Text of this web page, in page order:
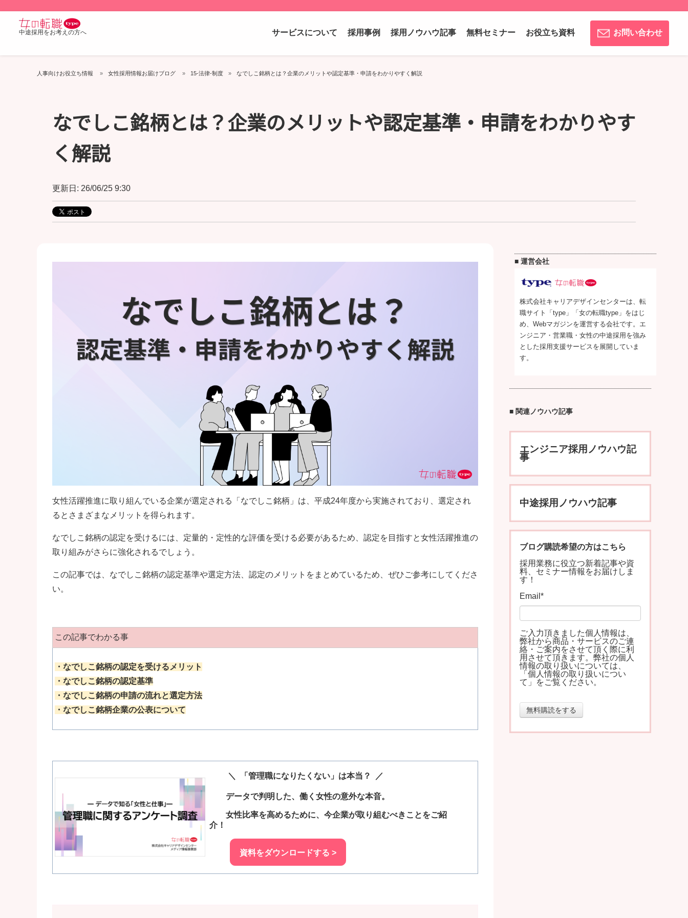
中途採用をお考えの方へ お問い合わせ
サービスについて 採用事例 採用ノウハウ記事 無料セミナー お役立ち資料
人事向けお役立ち情報 女性採用情報お届けブログ 15-法律-制度 なでしこ銘柄とは？企業のメリットや認定基準・申請をわかりやすく解説
なでしこ銘柄とは？企業のメリットや認定基準・申請をわかりやす
く解説
更新日: 26/06/25 9:30
女性活躍推進に取り組んでいる企業が選定される「なでしこ銘柄」は、平成24年度から実施されており、選定され
るとさまざまなメリットを得られます。
なでしこ銘柄の認定を受けるには、定量的・定性的な評価を受ける必要があるため、認定を目指すと女性活躍推進の
取り組みがさらに強化されるでしょう。
この記事では、なでしこ銘柄の認定基準や選定方法、認定のメリットをまとめているため、ぜひご参考にしてくださ
い。
この記事でわかる事
・なでしこ銘柄の認定を受けるメリット
・なでしこ銘柄の認定基準
・なでしこ銘柄の申請の流れと選定方法
・なでしこ銘柄企業の公表について
＼ 「管理職になりたくない」は本当？ ／
データで判明した、働く女性の意外な本音。
女性比率を高めるために、今企業が取り組むべきことをご紹
介！
資料をダウンロードする >
■ 運営会社
株式会社キャリアデザインセンターは、転
職サイト「type」「女の転職type」をはじ
め、Webマガジンを運営する会社です。エ
ンジニア・営業職・女性の中途採用を強み
とした採用支援サービスを展開していま
す。
■ 関連ノウハウ記事
エンジニア採用ノウハウ記
事
中途採用ノウハウ記事
ブログ購読希望の方はこちら
採用業務に役立つ新着記事や資
料、セミナー情報をお届けしま
す！
Email*
ご入力頂きました個人情報は、
弊社から商品・サービスのご連
絡・ご案内をさせて頂く際に利
用させて頂きます。弊社の個人
情報の取り扱いについては、
「個人情報の取り扱いについ
て 」をご覧ください。